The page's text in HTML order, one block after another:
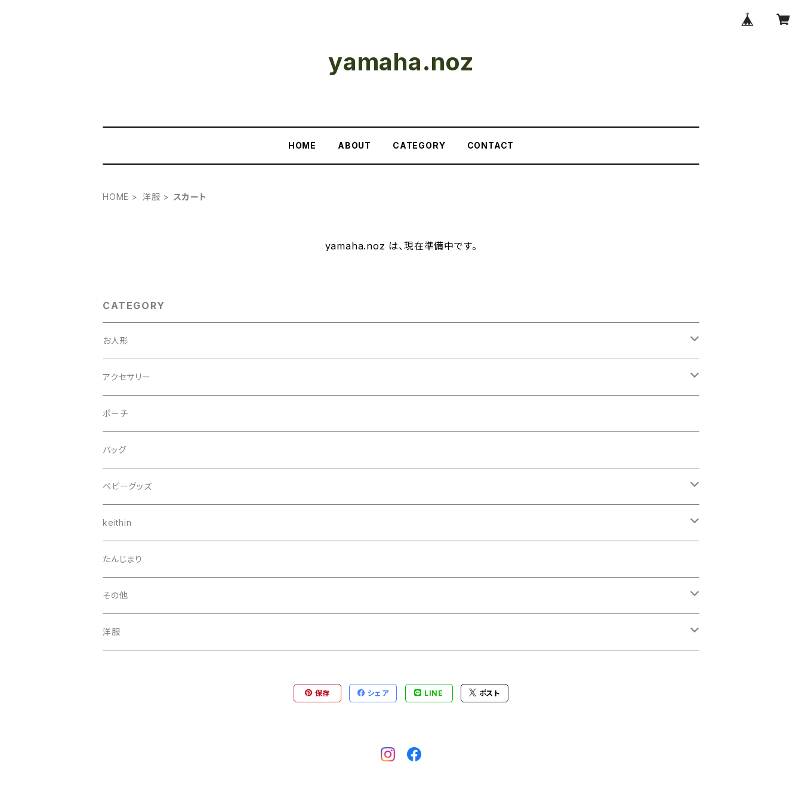
yamaha.noz
HOME ABOUT CATEGORY CONTACT
HOME 洋服 スカート
yamaha.noz は、現在準備中です。
CATEGORY
お人形
うさぎ
女の子
女の子 着せ替え
いぬ
ねこ
アクセサリー
ブローチ
ネックレス
ポーチ
バッグ
ベビーグッズ
スタイ
ニギニギ
子供服
keithin
ヘアゴム
モビール
たんじまり
その他
マスク
洋服
保存 シェア LINE ポスト